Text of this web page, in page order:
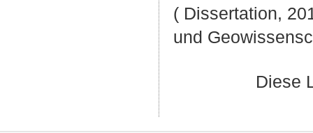
( Dissertation,
und
Diese